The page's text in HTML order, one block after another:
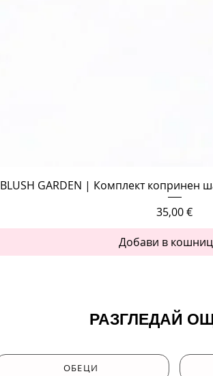
Бърз преглед
BLUSH GARDEN | Комплект копринен
Цена
35,00 €
Добави в
РАЗГЛЕДАЙ
ОБЕЦИ